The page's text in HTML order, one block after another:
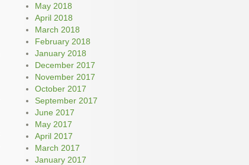
May 2018
April 2018
March 2018
February 2018
January 2018
December 2017
November 2017
October 2017
September 2017
June 2017
May 2017
April 2017
March 2017
January 2017